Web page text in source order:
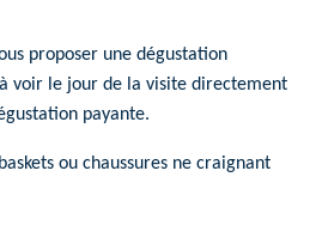
proposer une dégustation
voir le jour de la visite directement
payante.
ou chaussures ne craignant